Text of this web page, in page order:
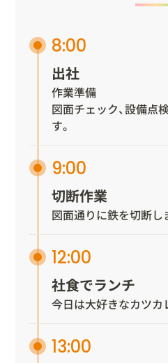
8:00
出社
作業準備
図面チェック、設備点
す。
9:00
切断作業
図面通りに鉄を切断し
12:00
社食でランチ
今日は大好きなカツカ
13:00